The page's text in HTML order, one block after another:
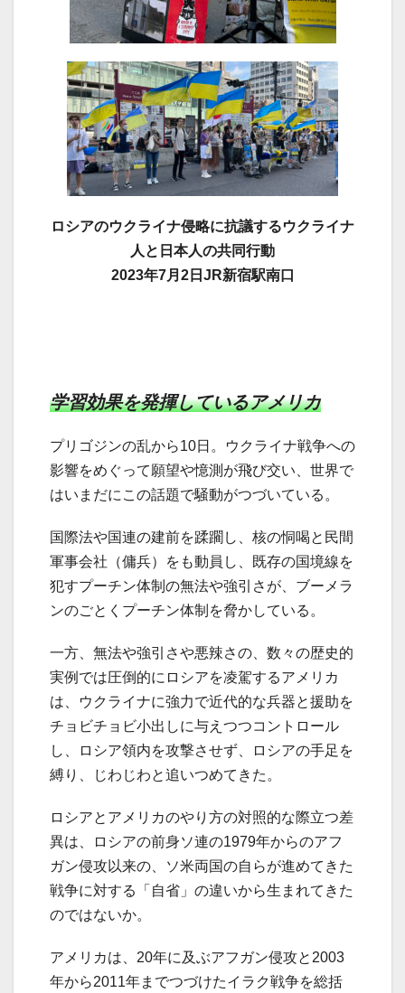
ロシアのウクライナ侵略に抗議するウクライナ
人と日本人の共同行動
2023年7月2日JR新宿駅南口
学習効果を発揮しているアメリカ
プリゴジンの乱から10日。ウクライナ戦争への
影響をめぐって願望や憶測が飛び交い、世界で
はいまだにこの話題で騒動がつづいている。
国際法や国連の建前を蹂躙し、核の恫喝と民間
軍事会社（傭兵）をも動員し、既存の国境線を
犯すプーチン体制の無法や強引さが、ブーメラ
ンのごとくプーチン体制を脅かしている。
一方、無法や強引さや悪辣さの、数々の歴史的
実例では圧倒的にロシアを凌駕するアメリカ
は、ウクライナに強力で近代的な兵器と援助を
チョビチョビ小出しに与えつつコントロール
し、ロシア領内を攻撃させず、ロシアの手足を
縛り、じわじわと追いつめてきた。
ロシアとアメリカのやり方の対照的な際立つ差
異は、ロシアの前身ソ連の1979年からのアフ
ガン侵攻以来の、ソ米両国の自らが進めてきた
戦争に対する「自省」の違いから生まれてきた
のではないか。
アメリカは、20年に及ぶアフガン侵攻と2003
年から2011年までつづけたイラク戦争を総括